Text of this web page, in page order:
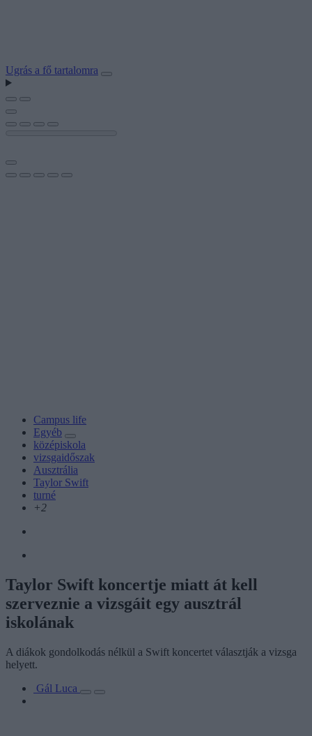
Ugrás a fő tartalomra
Campus life
Egyéb
középiskola
vizsgaidőszak
Ausztrália
Taylor Swift
turné
+2
Taylor Swift koncertje miatt át kell
szerveznie a vizsgáit egy ausztrál
iskolának
A diákok gondolkodás nélkül a Swift koncertet választják a vizsga
helyett.
Gál Luca